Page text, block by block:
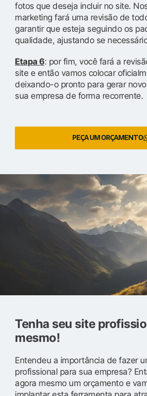
fotos que deseja incluir no site.
marketing fará uma revisão de
garantir que esteja seguindo os
qualidade, ajustando se
Etapa 6: por fim, você fará a
site e então vamos colocar
deixando-o pronto para gerar
sua empresa de forma recorrente.
PEÇA UM ORÇAMENTO
Tenha seu site
mesmo!
Entendeu a importância de fazer
profissional para sua empresa?
agora mesmo um orçamento e